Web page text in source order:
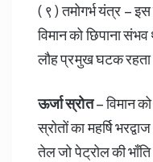
( ९ ) तमोगर्भ यंत्र –
विमान को छिपाना
लौह प्रमुख घटक रहता
ऊर्जा स्रोत– विमान
स्रोतों का महर्षि
तेल जो पेट्रोल की